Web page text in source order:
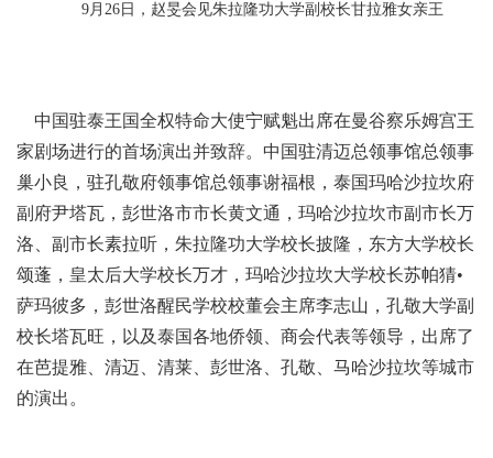
9月26日，赵旻会见朱拉隆功大学副校长甘拉雅女亲王
中国驻泰王国全权特命大使宁赋魁出席在曼谷察乐姆宫王
家剧场进行的首场演出并致辞。中国驻清迈总领事馆总领事
巢小良，驻孔敬府领事馆总领事谢福根，泰国玛哈沙拉坎府
副府尹塔瓦，彭世洛市市长黄文通，玛哈沙拉坎市副市长万
洛、副市长素拉听，朱拉隆功大学校长披隆，东方大学校长
颂蓬，皇太后大学校长万才，玛哈沙拉坎大学校长苏帕猜•
萨玛彼多，彭世洛醒民学校校董会主席李志山，孔敬大学副
校长塔瓦旺，以及泰国各地侨领、商会代表等领导，出席了
在芭提雅、清迈、清莱、彭世洛、孔敬、马哈沙拉坎等城市
的演出。